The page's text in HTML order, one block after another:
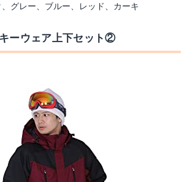
、グレー、ブルー、レッド、カーキ
ーウェア上下セット②